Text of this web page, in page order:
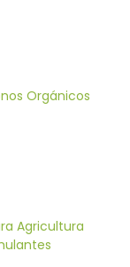
Orgánicos
Agricultura